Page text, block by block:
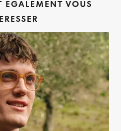
EGALEMENT VOUS